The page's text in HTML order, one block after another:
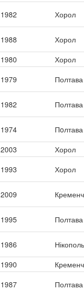
1982 Хорол
1988
Хорол
1980
Хорол
1979 Полтава
1982 Полтава
1974
Пoлтава
2003
Хорол
1993 Хорол
2009
1995 Полтава
1986
Нікополь
1990
1987 Полтава